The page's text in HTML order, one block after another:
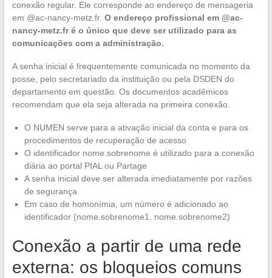
conexão regular. Ele corresponde ao endereço de mensageria
em @ac-nancy-metz.fr. O endereço profissional em @ac-
nancy-metz.fr é o único que deve ser utilizado para as
comunicações com a administração.
A senha inicial é frequentemente comunicada no momento da
posse, pelo secretariado da instituição ou pela DSDEN do
departamento em questão. Os documentos acadêmicos
recomendam que ela seja alterada na primeira conexão.
O NUMEN serve para a ativação inicial da conta e para os
procedimentos de recuperação de acesso
O identificador nome.sobrenome é utilizado para a conexão
diária ao portal PIAL ou Partage
A senha inicial deve ser alterada imediatamente por razões
de segurança
Em caso de homonímia, um número é adicionado ao
identificador (nome.sobrenome1, nome.sobrenome2)
Conexão a partir de uma rede
externa: os bloqueios comuns